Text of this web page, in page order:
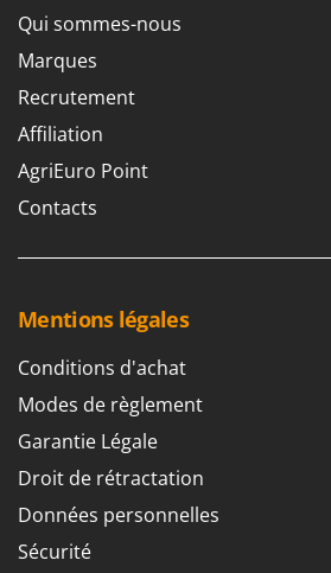
Qui sommes-nous
Marques
Recrutement
Affiliation
AgriEuro Point
Contacts
Mentions légales
Conditions d'achat
Modes de règlement
Garantie Légale
Droit de rétractation
Données personnelles
Sécurité